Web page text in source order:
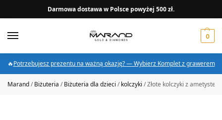
Darmowa dostawa w Polsce powyżej 500 zł.
0
🔥Potrzebujesz prezentu na ważną okazję? — Wybierz Komplet z grawerem
Marand/Biżuteria /Biżuteria dla dzieci /kolczyki /Złote kolczyki z